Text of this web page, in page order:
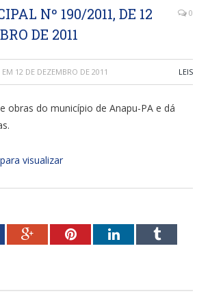
Nº 190/2011, DE 12
DE 2011
0
EM 12 DE DEZEMBRO DE 2011 LEIS
obras do município de Anapu-PA e dá
visualizar
Google+PinterestLinkedInTumblr